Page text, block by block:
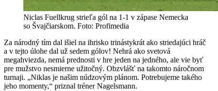
Niclas Fuellkrug strieľa gól na 1-1 v zápase Nemecka
so Švajčiarskom. Foto: Profimedia
Za národný tím dal išiel na ihrisko trinástykrát ako striedajúci hráč
a v tejto úlohe dal už sedem gólov! Nehrá ako svetová
megahviezda, nemá prednosti v hre jeden na jedného, ale vie byť
pre mužstvo nesmierne užitočný. Obzvlášť na takomto náročnom
turnaji. „Niklas je našim núdzovým plánom. Potrebujeme takého
jeho momenty,“ priznal tréner Nagelsmann.